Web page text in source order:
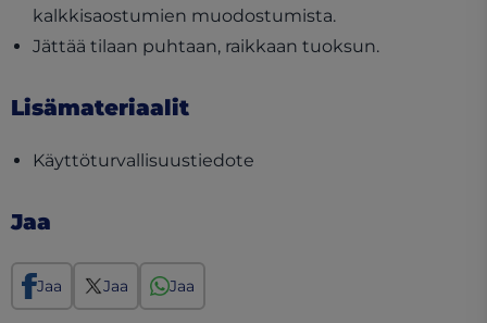
kalkkisaostumien muodostumista.
Jättää tilaan puhtaan, raikkaan tuoksun.
Lisämateriaalit
Käyttöturvallisuustiedote
Jaa
Jaa Jaa Jaa